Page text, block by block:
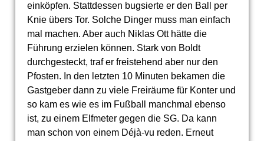
einköpfen. Stattdessen bugsierte er den Ball per
Knie übers Tor. Solche Dinger muss man einfach
mal machen. Aber auch Niklas Ott hätte die
Führung erzielen können. Stark von Boldt
durchgesteckt, traf er freistehend aber nur den
Pfosten. In den letzten 10 Minuten bekamen die
Gastgeber dann zu viele Freiräume für Konter und
so kam es wie es im Fußball manchmal ebenso
ist, zu einem Elfmeter gegen die SG. Da kann
man schon von einem Déjà-vu reden. Erneut